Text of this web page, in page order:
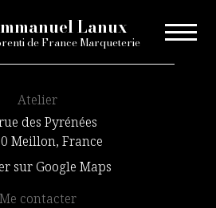
Lanux
de France Marqueterie
Atelier
des Pyrénées
Meillon, France
sur Google Maps
Me contacter